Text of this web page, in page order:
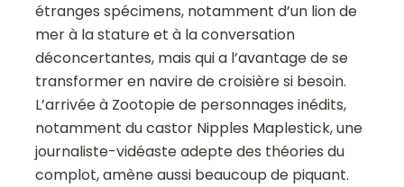
étranges spécimens, notamment d’un lion de
mer à la stature et à la conversation
déconcertantes, mais qui a l’avantage de se
transformer en navire de croisière si besoin.
L’arrivée à Zootopie de personnages inédits,
notamment du castor Nipples Maplestick, une
journaliste-vidéaste adepte des théories du
complot, amène aussi beaucoup de piquant.